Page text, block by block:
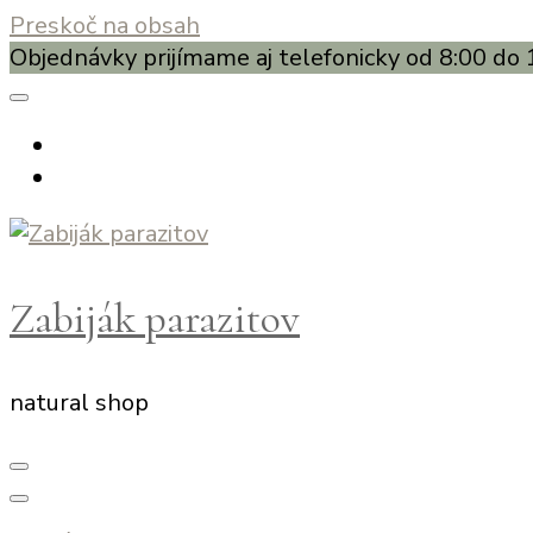
Preskoč na obsah
Objednávky prijímame aj telefonicky od 8:00 do
Zabiják parazitov
natural shop